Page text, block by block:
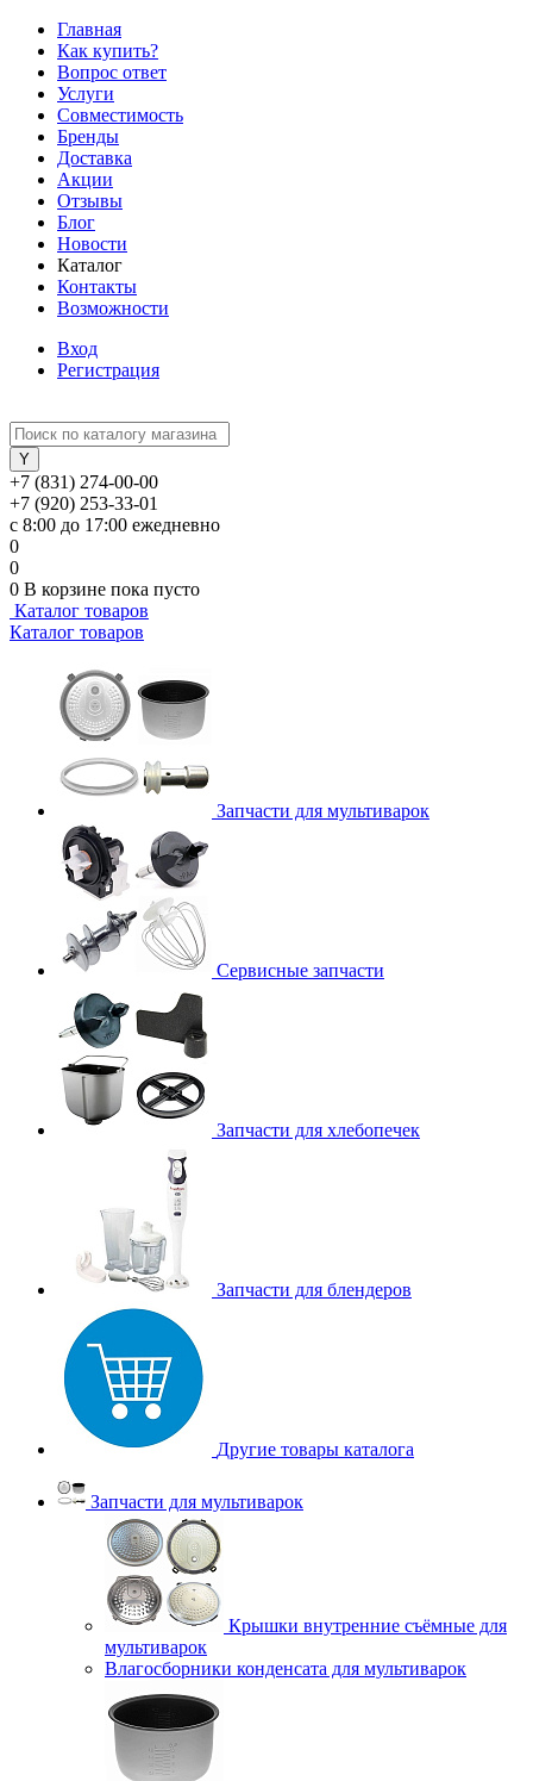
Главная
Как купить?
Вопрос ответ
Услуги
Совместимость
Бренды
Доставка
Акции
Отзывы
Блог
Новости
Каталог
Контакты
Возможности
Вход
Регистрация
+7 (831) 274-00-00
+7 (920) 253-33-01
с 8:00 до 17:00 ежедневно
0
0
0 В корзине пока пусто
Каталог товаров
Каталог товаров
Запчасти для мультиварок
Сервисные запчасти
Запчасти для хлебопечек
Запчасти для блендеров
Другие товары каталога
Запчасти для мультиварок
Крышки внутренние съёмные для
мультиварок
Влагосборники конденсата для мультиварок